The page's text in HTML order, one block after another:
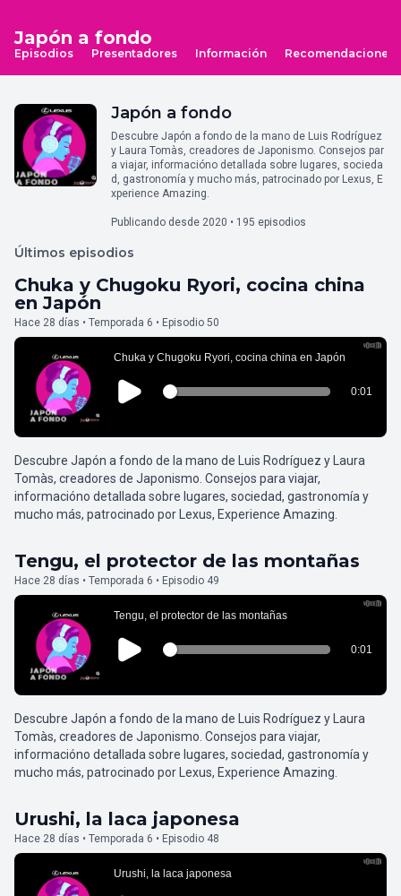
Japón a fondo
Episodios Presentadores Información Recomendaciones
Japón a fondo
Descubre Japón a fondo de la mano de Luis Rodríguez
y Laura Tomàs, creadores de Japonismo. Consejos par
a viajar, informacióno detallada sobre lugares, socieda
d, gastronomía y mucho más, patrocinado por Lexus, E
xperience Amazing.
Publicando desde 2020 • 195 episodios
Últimos episodios
Chuka y Chugoku Ryori, cocina china
en Japón
Hace 28 días • Temporada 6 • Episodio 50
Descubre Japón a fondo de la mano de Luis Rodríguez y Laura
Tomàs, creadores de Japonismo. Consejos para viajar,
informacióno detallada sobre lugares, sociedad, gastronomía y
mucho más, patrocinado por Lexus, Experience Amazing.
Tengu, el protector de las montañas
Hace 28 días • Temporada 6 • Episodio 49
Descubre Japón a fondo de la mano de Luis Rodríguez y Laura
Tomàs, creadores de Japonismo. Consejos para viajar,
informacióno detallada sobre lugares, sociedad, gastronomía y
mucho más, patrocinado por Lexus, Experience Amazing.
Urushi, la laca japonesa
Hace 28 días • Temporada 6 • Episodio 48